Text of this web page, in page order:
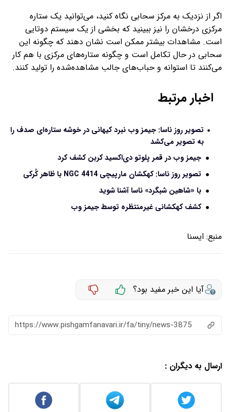
اگر از نزدیک به مرکز سحابی نگاه کنید، می‌توانید یک ستاره
مرکزی درخشان را نیز ببینید که بخشی از یک سیستم دوتایی
است. مشاهدات بیشتر ممکن است نشان دهند که چگونه این
سحابی در حال تکامل است و چگونه ستاره‌های مرکزی با هم کار
می‌کنند تا استوانه و حباب‌های جالب مشاهده‌شده را تولید کنند.
اخبار مرتبط
تصویر روز ناسا: جیمز وب نبرد کیهانی در خوشه ستاره‌ای صدف را
به تصویر می‌کشد
جیمز وب در قمر پلوتو دی‌اکسید کربن کشف کرد
تصویر روز ناسا: کهکشان مارپیچی NGC 4414 با ظاهر کُرکی
با «شاهین شبگرد» ناسا آشنا شوید
کشف کهکشانی غیرمنتظره توسط جیمز وب
منبع: ايسنا
آیا این خبر مفید بود؟
https://www.pishgamfanavari.ir/fa/tiny/news-3875
ارسال به دیگران :